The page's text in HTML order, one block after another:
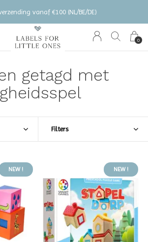
0
vanaf €100 (NL/BE/DE)
getagd met
Filters
NEW ! NEW !